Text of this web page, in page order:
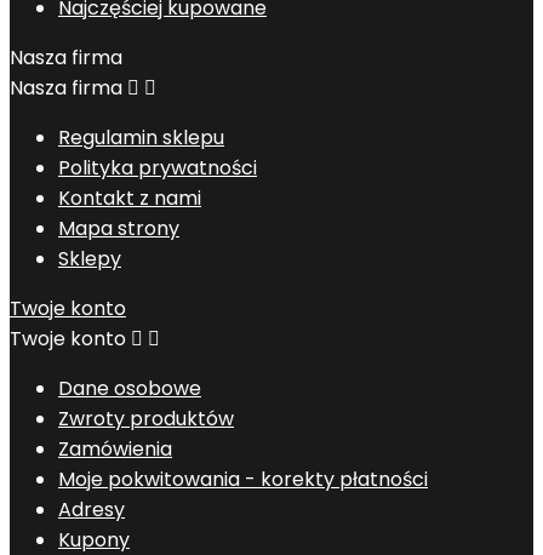
Najczęściej kupowane
Nasza firma
Nasza firma  
Regulamin sklepu
Polityka prywatności
Kontakt z nami
Mapa strony
Sklepy
Twoje konto
Twoje konto  
Dane osobowe
Zwroty produktów
Zamówienia
Moje pokwitowania - korekty płatności
Adresy
Kupony